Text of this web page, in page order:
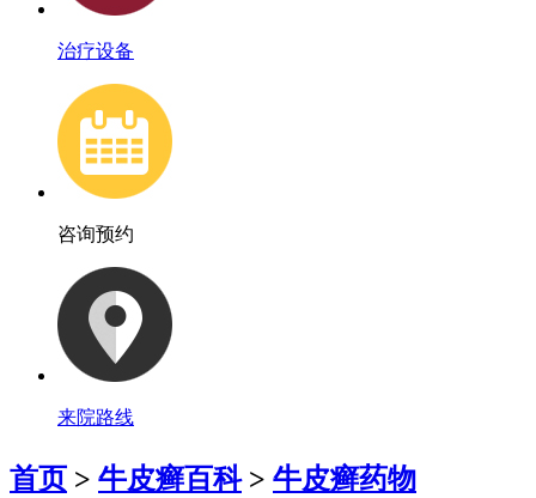
治疗设备
咨询预约
来院路线
首页 > 牛皮癣百科> 牛皮癣药物